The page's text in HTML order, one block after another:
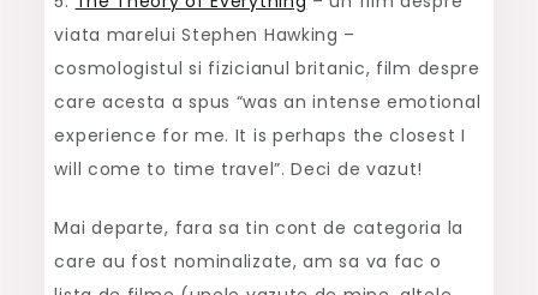
viata marelui Stephen Hawking –
cosmologistul si fizicianul britanic, film despre
care acesta a spus “was an intense emotional
experience for me. It is perhaps the closest I
will come to time travel”. Deci de vazut!
Mai departe, fara sa tin cont de categoria la
care au fost nominalizate, am sa va fac o